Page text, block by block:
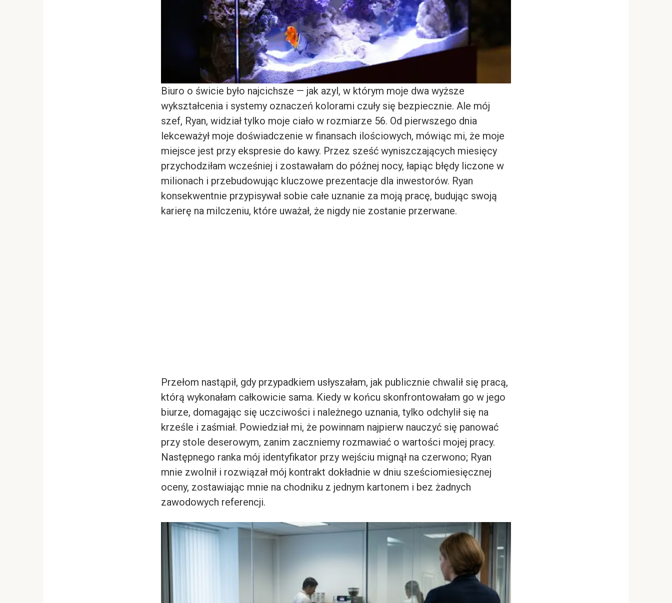
Biuro o świcie było najcichsze — jak azyl, w którym moje dwa wyższe
wykształcenia i systemy oznaczeń kolorami czuły się bezpiecznie. Ale mój
szef, Ryan, widział tylko moje ciało w rozmiarze 56. Od pierwszego dnia
lekceważył moje doświadczenie w finansach ilościowych, mówiąc mi, że moje
miejsce jest przy ekspresie do kawy. Przez sześć wyniszczających miesięcy
przychodziłam wcześniej i zostawałam do późnej nocy, łapiąc błędy liczone w
milionach i przebudowując kluczowe prezentacje dla inwestorów. Ryan
konsekwentnie przypisywał sobie całe uznanie za moją pracę, budując swoją
karierę na milczeniu, które uważał, że nigdy nie zostanie przerwane.
Przełom nastąpił, gdy przypadkiem usłyszałam, jak publicznie chwalił się pracą,
którą wykonałam całkowicie sama. Kiedy w końcu skonfrontowałam go w jego
biurze, domagając się uczciwości i należnego uznania, tylko odchylił się na
krześle i zaśmiał. Powiedział mi, że powinnam najpierw nauczyć się panować
przy stole deserowym, zanim zaczniemy rozmawiać o wartości mojej pracy.
Następnego ranka mój identyfikator przy wejściu mignął na czerwono; Ryan
mnie zwolnił i rozwiązał mój kontrakt dokładnie w dniu sześciomiesięcznej
oceny, zostawiając mnie na chodniku z jednym kartonem i bez żadnych
zawodowych referencji.